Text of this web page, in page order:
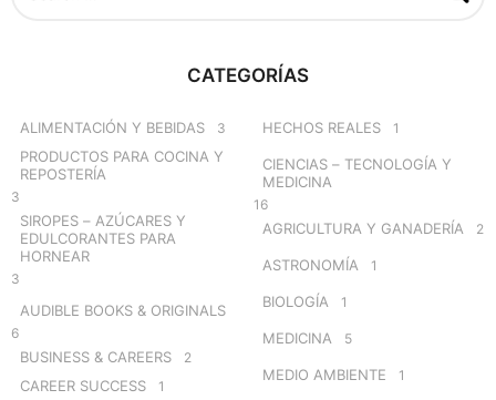
CATEGORÍAS
ALIMENTACIÓN Y BEBIDAS 3
PRODUCTOS PARA COCINA Y
REPOSTERÍA
3
SIROPES – AZÚCARES Y
EDULCORANTES PARA
HORNEAR
3
AUDIBLE BOOKS & ORIGINALS
6
BUSINESS & CAREERS 2
CAREER SUCCESS 1
HECHOS REALES 1
CIENCIAS – TECNOLOGÍA Y
MEDICINA
16
AGRICULTURA Y GANADERÍA 2
ASTRONOMÍA 1
BIOLOGÍA 1
MEDICINA 5
MEDIO AMBIENTE 1